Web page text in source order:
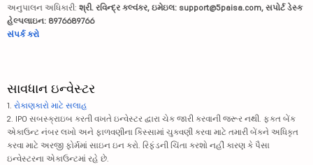
અનુપાલન અધિકારી: શ્રી. રવિન્દ્ર કલ્વંકર, ઇમેઇલ: support@5paisa.com, સપોર્ટ ડેસ્ક
હેલ્પલાઇન: 8976689766
સંપર્ક કરો
સાવધાન ઇન્વેસ્ટર
1. રોકાણકારો માટે સલાહ
2. IPO સબસ્ક્રાઇબ કરતી વખતે ઇન્વેસ્ટર દ્વારા ચેક જારી કરવાની જરૂર નથી. ફક્ત બેંક
એકાઉન્ટ નંબર લખો અને ફાળવણીના કિસ્સામાં ચુકવણી કરવા માટે તમારી બેંકને અધિકૃત
કરવા માટે અરજી ફોર્મમાં સાઇન ઇન કરો. રિફંડની ચિંતા કરશો નહીં કારણ કે પૈસા
ઇન્વેસ્ટરના એકાઉન્ટમાં રહે છે.